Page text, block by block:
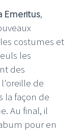
Emeritus,
costumes et
les
des
de
la façon de
Au final, il
pour en